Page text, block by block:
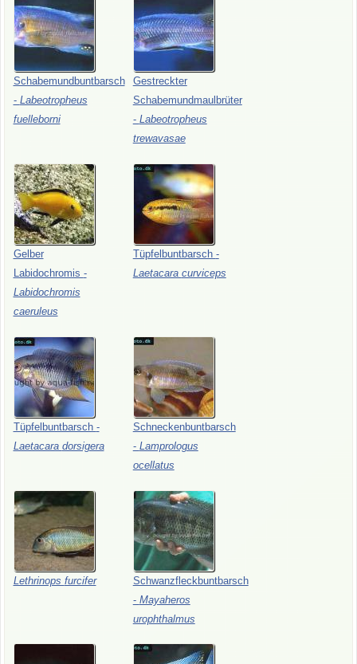
Schabemundbuntbarsch
- Labeotropheus
fuelleborni
Gestreckter
Schabemundmaulbrüter
- Labeotropheus
trewavasae
Gelber
Labidochromis -
Labidochromis
caeruleus
Tüpfelbuntbarsch -
Laetacara curviceps
Tüpfelbuntbarsch -
Laetacara dorsigera
Schneckenbuntbarsch
- Lamprologus
ocellatus
Lethrinops furcifer
Schwanzfleckbuntbarsch
- Mayaheros
urophthalmus